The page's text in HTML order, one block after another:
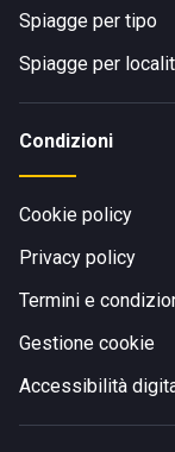
Spiagge per tipo
Spiagge per
Condizioni
Cookie policy
Privacy policy
Termini e
Gestione cookie
Accessibilità